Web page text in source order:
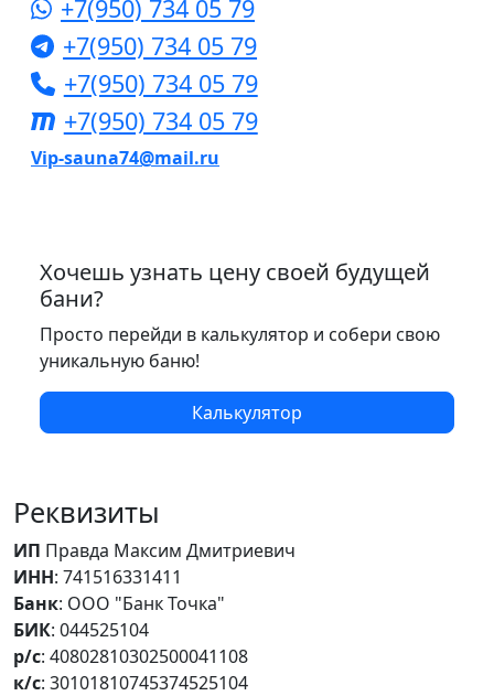
+7(950) 734 05 79
+7(950) 734 05 79
+7(950) 734 05 79
+7(950) 734 05 79
Vip-sauna74@mail.ru
Хочешь узнать цену своей будущей
бани?
Просто перейди в калькулятор и собери свою
уникальную баню!
Калькулятор
Реквизиты
ИП Правда Максим Дмитриевич
ИНН: 741516331411
Банк: ООО "Банк Точка"
БИК: 044525104
р/с: 40802810302500041108
к/с: 30101810745374525104